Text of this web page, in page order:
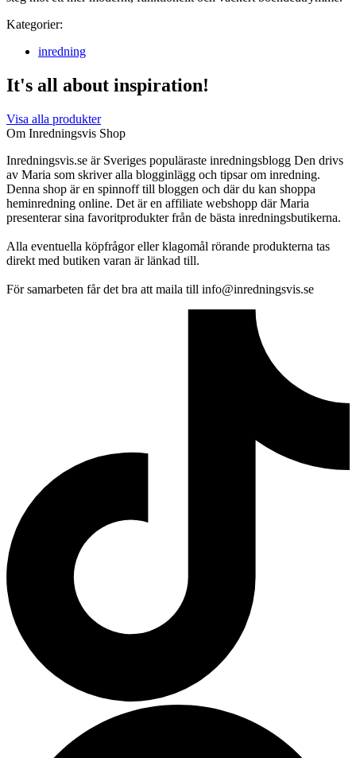
Kategorier:
inredning
It's all about inspiration!
Visa alla produkter
Om Inredningsvis Shop
Inredningsvis.se är Sveriges populäraste inredningsblogg Den drivs
av Maria som skriver alla blogginlägg och tipsar om inredning.
Denna shop är en spinnoff till bloggen och där du kan shoppa
heminredning online. Det är en affiliate webshopp där Maria
presenterar sina favoritprodukter från de bästa inredningsbutikerna.
Alla eventuella köpfrågor eller klagomål rörande produkterna tas
direkt med butiken varan är länkad till.
För samarbeten får det bra att maila till info@inredningsvis.se